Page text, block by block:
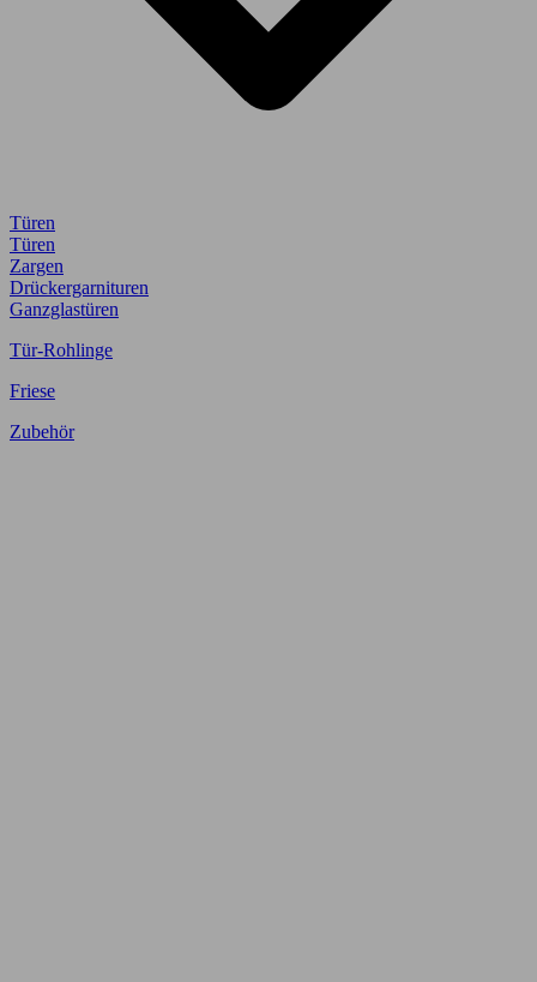
Türen
Türen
Zargen
Drückergarnituren
Ganzglastüren
Tür-Rohlinge
Friese
Zubehör